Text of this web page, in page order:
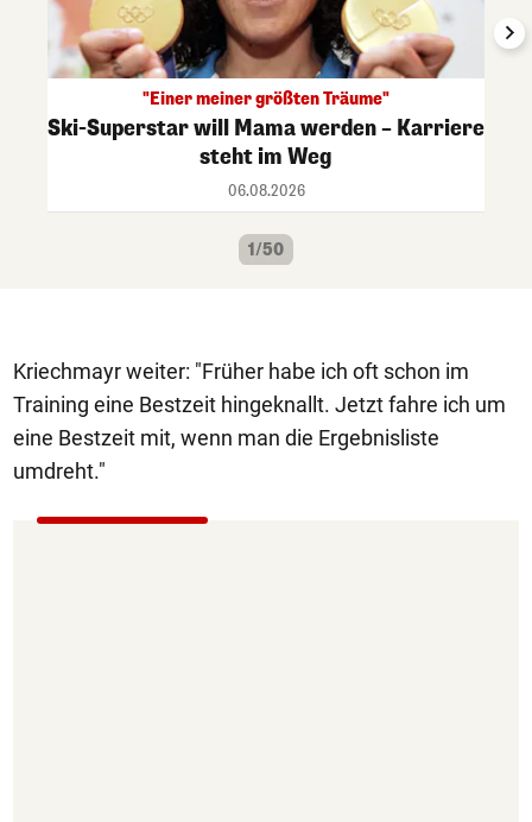
"Einer meiner größten Träume"
Ski-Superstar will Mama werden – Karriere
steht im Weg
06.08.2026
1/50
Kriechmayr weiter: "Früher habe ich oft schon im
Training eine Bestzeit hingeknallt. Jetzt fahre ich um
eine Bestzeit mit, wenn man die Ergebnisliste
umdreht."